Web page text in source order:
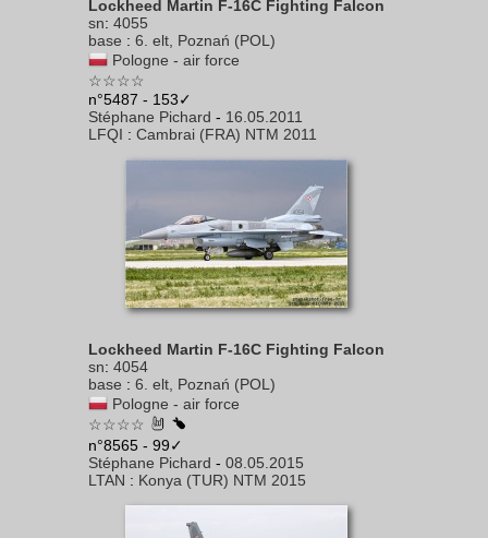
Lockheed Martin F-16C Fighting Falcon
sn: 4055
base : 6. elt, Poznań (POL)
Pologne - air force
☆☆☆☆
n°5487 - 153✓
Stéphane Pichard - 16.05.2011
LFQI : Cambrai (FRA) NTM 2011
Lockheed Martin F-16C Fighting Falcon
sn: 4054
base : 6. elt, Poznań (POL)
Pologne - air force
☆☆☆☆
n°8565 - 99✓
Stéphane Pichard - 08.05.2015
LTAN : Konya (TUR) NTM 2015